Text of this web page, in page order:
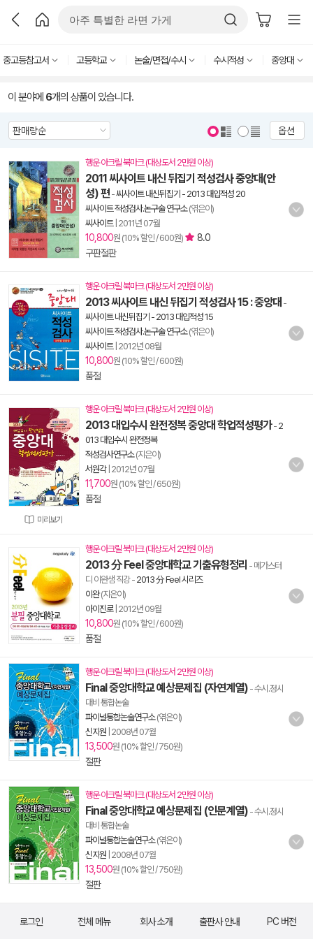
중고등참고서 고등학교 논술/면접/수시 수시적성 중앙대
이 분야에 6개의 상품이 있습니다.
옵션
행운 아크릴 북마크 (대상도서 2만원 이상)
2011 씨사이트 내신 뒤집기 적성검사 중앙대(안
성) 편 -씨사이트 내신뒤집기 - 2013 대입적성 20
씨사이트 적성검사.논구술 연구소(엮은이)
씨사이트| 2011년 07월
10,800원 (10% 할인 / 600원)
8.0
구판절판
행운 아크릴 북마크 (대상도서 2만원 이상)
2013 씨사이트 내신 뒤집기 적성검사 15 : 중앙대 -
씨사이트 내신뒤집기 - 2013 대입적성 15
씨사이트 적성검사.논구술 연구소(엮은이)
씨사이트| 2012년 08월
10,800원 (10% 할인 / 600원)
품절
미리보기
행운 아크릴 북마크 (대상도서 2만원 이상)
2013 대입수시 완전정복 중앙대 학업적성평가- 2
013 대입수시 완전정복
적성검사연구소(지은이)
서원각| 2012년 07월
11,700원 (10% 할인 / 650원)
품절
행운 아크릴 북마크 (대상도서 2만원 이상)
2013 分 Feel 중앙대학교 기출유형정리 - 메가스터
디 이완샘 직강- 2013 分 Feel 시리즈
이완(지은이)
아이진로| 2012년 09월
10,800원 (10% 할인 / 600원)
품절
행운 아크릴 북마크 (대상도서 2만원 이상)
Final 중앙대학교 예상문제집 (자연계열) - 수시.정시
대비 통합논술
파이널통합논술연구소(엮은이)
신지원 2008년 07월
13,500원 (10% 할인 / 750원)
절판
행운 아크릴 북마크 (대상도서 2만원 이상)
Final 중앙대학교 예상문제집 (인문계열) - 수시.정시
대비 통합논술
파이널통합논술연구소(엮은이)
신지원 2008년 07월
13,500원 (10% 할인 / 750원)
절판
로그인 전체 메뉴 회사 소개 출판사 안내 PC 버전